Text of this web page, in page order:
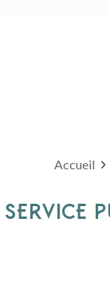
Accueil
SERVICE